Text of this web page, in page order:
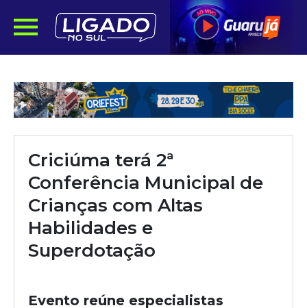
Criciúma terá 2ª
Conferência Municipal de
Crianças com Altas
Habilidades e
Superdotação
Evento reúne especialistas